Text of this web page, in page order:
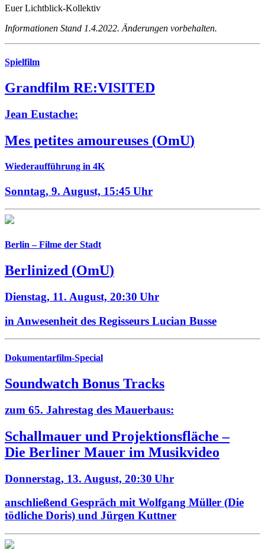
Euer Lichtblick-Kollektiv
Informationen Stand 1.4.2022. Änderungen vorbehalten.
Spielfilm
Grandfilm RE:VISITED
Jean Eustache:
Mes petites amoureuses (OmU)
Wiederaufführung in 4K
Sonntag, 9. August, 15:45 Uhr
Berlin – Filme der Stadt
Berlinized (OmU)
Dienstag, 11. August, 20:30 Uhr
in Anwesenheit des Regisseurs Lucian Busse
Dokumentarfilm-Special
Soundwatch Bonus Tracks
zum 65. Jahrestag des Mauerbaus:
Schallmauer und Projektionsfläche –
Die Berliner Mauer im Musikvideo
Donnerstag, 13. August, 20:30 Uhr
anschließend Gespräch mit Wolfgang Müller (Die
tödliche Doris) und Jürgen Kuttner